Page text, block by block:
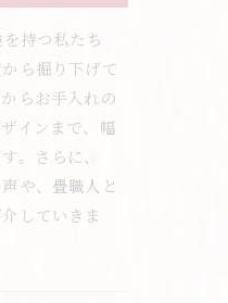
持つ私たち
ら掘り下げて
らお手入れの
インまで、幅
。さらに、
や、畳職人と
していきま